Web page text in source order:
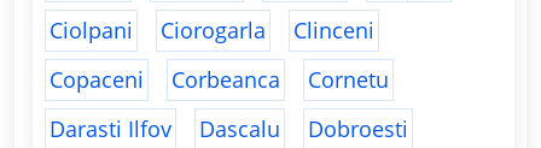
Ciolpani
Ciorogarla
Clinceni
Copaceni
Corbeanca
Cornetu
Darasti Ilfov
Dascalu
Dobroesti